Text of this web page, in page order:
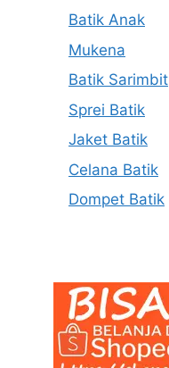
Batik Anak
Mukena
Batik Sarimbit
Sprei Batik
Jaket Batik
Celana Batik
Dompet Batik